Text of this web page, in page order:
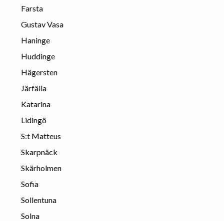
Farsta
Gustav Vasa
Haninge
Huddinge
Hägersten
Järfälla
Katarina
Lidingö
S:t Matteus
Skarpnäck
Skärholmen
Sofia
Sollentuna
Solna